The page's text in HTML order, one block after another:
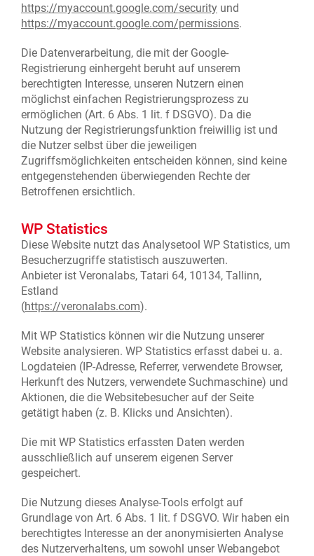
https://myaccount.google.com/security und
https://myaccount.google.com/permissions.
Die Datenverarbeitung, die mit der Google-
Registrierung einhergeht beruht auf unserem
berechtigten Interesse, unseren Nutzern einen
möglichst einfachen Registrierungsprozess zu
ermöglichen (Art. 6 Abs. 1 lit. f DSGVO). Da die
Nutzung der Registrierungsfunktion freiwillig ist und
die Nutzer selbst über die jeweiligen
Zugriffsmöglichkeiten entscheiden können, sind keine
entgegenstehenden überwiegenden Rechte der
Betroffenen ersichtlich.
WP Statistics
Diese Website nutzt das Analysetool WP Statistics, um
Besucherzugriffe statistisch auszuwerten.
Anbieter ist Veronalabs, Tatari 64, 10134, Tallinn,
Estland
(https://veronalabs.com).
Mit WP Statistics können wir die Nutzung unserer
Website analysieren. WP Statistics erfasst dabei u. a.
Logdateien (IP-Adresse, Referrer, verwendete Browser,
Herkunft des Nutzers, verwendete Suchmaschine) und
Aktionen, die die Websitebesucher auf der Seite
getätigt haben (z. B. Klicks und Ansichten).
Die mit WP Statistics erfassten Daten werden
ausschließlich auf unserem eigenen Server
gespeichert.
Die Nutzung dieses Analyse-Tools erfolgt auf
Grundlage von Art. 6 Abs. 1 lit. f DSGVO. Wir haben ein
berechtigtes Interesse an der anonymisierten Analyse
des Nutzerverhaltens, um sowohl unser Webangebot